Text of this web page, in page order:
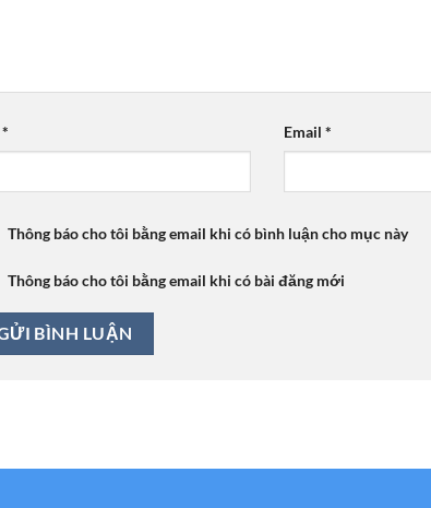
* Email*
Thông báo cho tôi bằng email khi có bình luận cho mục này
Thông báo cho tôi bằng email khi có bài đăng mới